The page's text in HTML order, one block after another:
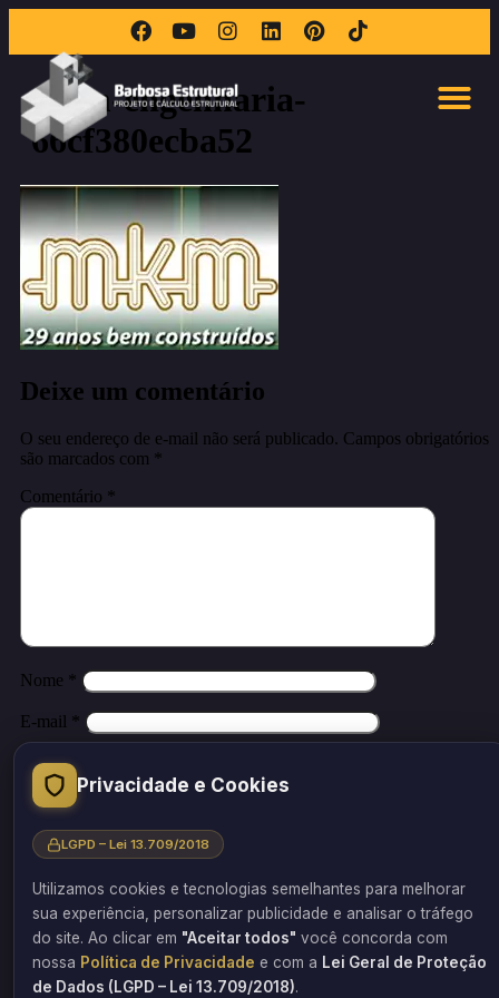
mkm-engenharia-
66cf380ecba52
Deixe um comentário
O seu endereço de e-mail não será publicado. Campos obrigatórios
são marcados com *
Comentário *
Nome *
E-mail *
Site
Salvar meus dados neste navegador para a próxima vez que eu
Este site utiliza o Akismet para reduzir spam. Saiba como seus
em comentários são processados.
Privacidade e Cookies
LGPD – Lei 13.709/2018
Utilizamos cookies e tecnologias semelhantes para melhorar
sua experiência, personalizar publicidade e analisar o tráfego
do site. Ao clicar em "Aceitar todos" você concorda com
nossa Política de Privacidade e com a Lei Geral de Proteção
de Dados (LGPD – Lei 13.709/2018).